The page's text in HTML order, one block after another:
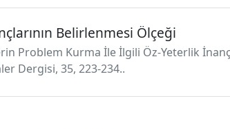
Belirlenmesi Ölçeği
Problem Kurma İle İlgili Öz-Yeterlik
Dergisi, 35, 223-234..